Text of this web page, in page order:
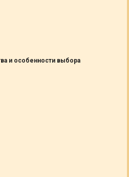
и особенности выбора